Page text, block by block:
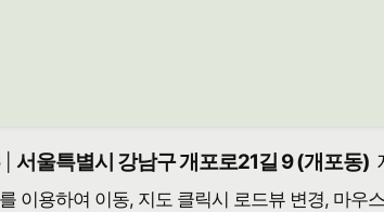
서울특별시 강남구 개포로21길 9 (개포동)
이용하여 이동, 지도 클릭시 로드뷰 변경, 마